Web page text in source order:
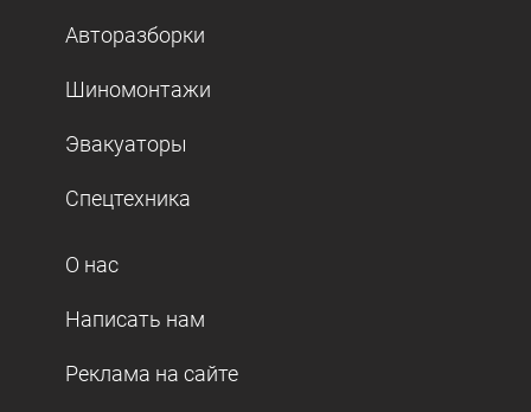
Авторазборки
Шиномонтажи
Эвакуаторы
Спецтехника
О нас
Написать нам
Реклама на сайте